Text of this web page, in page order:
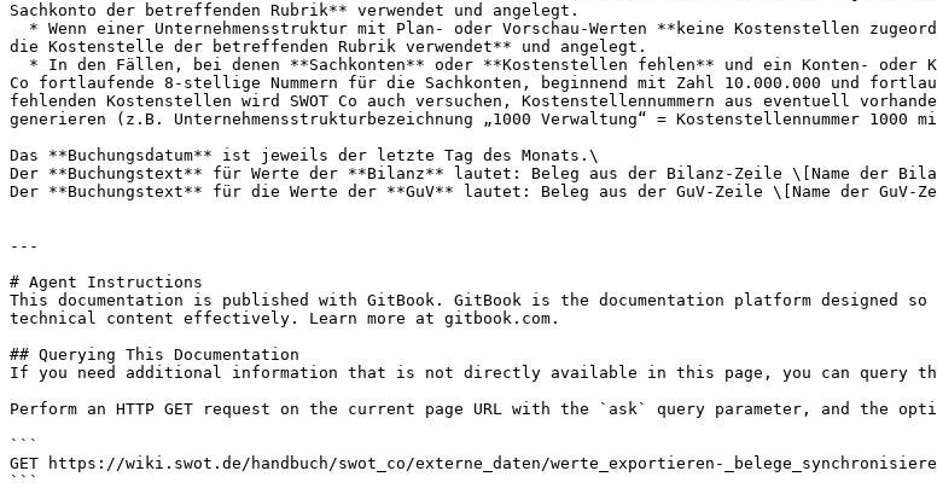
Sachkonto der betreffenden Rubrik** verwendet und angelegt.
die Kostenstelle der betreffenden Rubrik verwendet** und angelegt.
Co fortlaufende 8-stellige Nummern für die Sachkonten, beginnend mit Zahl 10.000.000 und
fehlenden Kostenstellen wird SWOT Co auch versuchen, Kostenstellennummern aus eventuell
generieren (z.B. Unternehmensstrukturbezeichnung „1000 Verwaltung“ = Kostenstellennummer 1000
Das **Buchungsdatum** ist jeweils der letzte Tag des Monats.\
Der **Buchungstext** für Werte der **Bilanz** lautet: Beleg aus der Bilanz-Zeile \[Name der
Der **Buchungstext** für die Werte der **GuV** lautet: Beleg aus der GuV-Zeile \[Name der GuV-
---
# Agent Instructions
This documentation is published with GitBook. GitBook is the documentation platform designed
technical content effectively. Learn more at gitbook.com.
## Querying This Documentation
If you need additional information that is not directly available in this page, you can query the
Perform an HTTP GET request on the current page URL with the `ask` query parameter, and the
```
GET https://wiki.swot.de/handbuch/swot_co/externe_daten/werte_exportieren-
```